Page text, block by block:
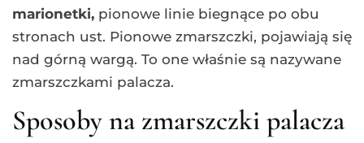
marionetki, pionowe linie biegnące po obu
stronach ust. Pionowe zmarszczki, pojawiają się
nad górną wargą. To one właśnie są nazywane
zmarszczkami palacza.
Sposoby na zmarszczki palacza